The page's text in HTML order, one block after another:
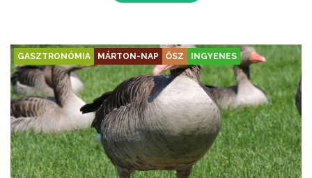
GASZTRONÓMIA MÁRTON-NAP ŐSZ INGYENES